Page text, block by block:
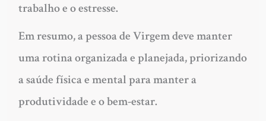
trabalho e o estresse.
Em resumo, a pessoa de Virgem deve manter
uma rotina organizada e planejada, priorizando
a saúde física e mental para manter a
produtividade e o bem-estar.